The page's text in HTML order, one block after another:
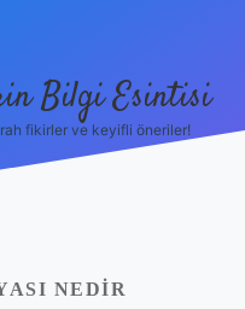
Bilgi Esintisi
fikirler ve keyifli öneriler!
NEDIR